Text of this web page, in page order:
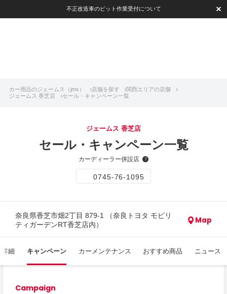
不正改造車のピット作業受付について
カー用品のジェームス（jms） 店舗を探す
関西エリアの店舗
ジェームス 香芝店
セール・キャンペーン一覧
ジェームス 香芝店
セール・キャンペーン一覧
カーディーラー併設店
0745-76-1095
奈良県香芝市畑2丁目 879-1 （奈良トヨタ モビリ
ティガーデンRT香芝店内）
Map
細 キャンペーン カーメンテナンス おすすめ商品 ニュース
Campaign